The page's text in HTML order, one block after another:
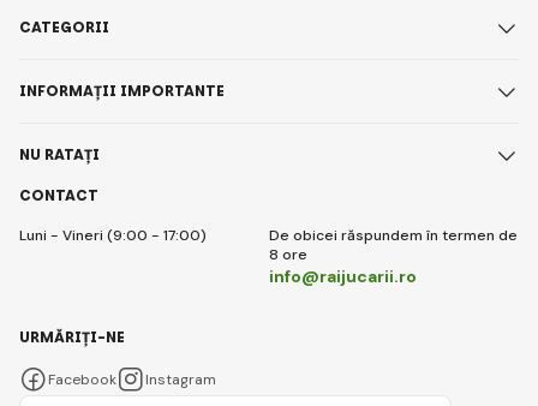
CONTACT
Luni - Vineri (9:00 - 17:00)
De obicei răspundem în termen de
8 ore
info@raijucarii.ro
CATEGORII
INFORMAȚII IMPORTANTE
NU RATAȚI
URMĂRIȚI-NE
Facebook Instagram